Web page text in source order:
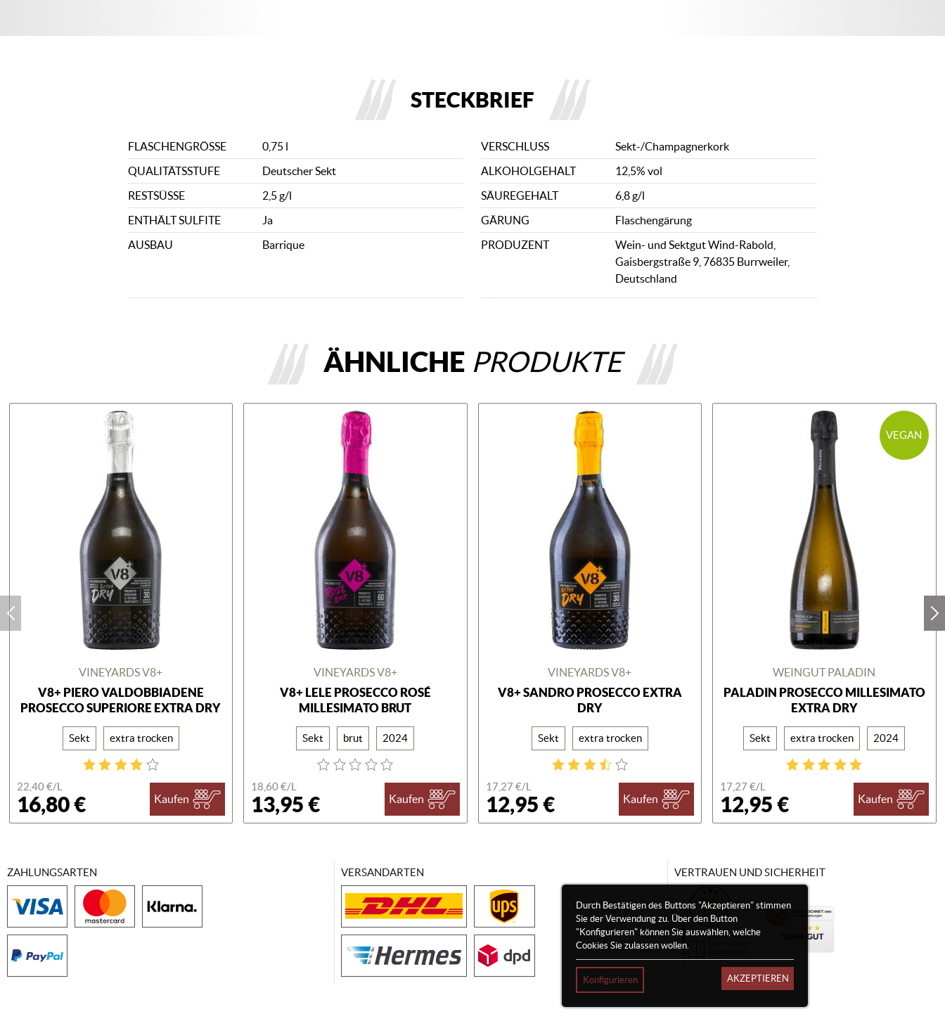
STECKBRIEF
FLASCHENGRÖSSE 0,75 l VERSCHLUSS
Sekt-/Champagnerkork
QUALITÄTSSTUFE
Deutscher Sekt ALKOHOLGEHALT
12,5% vol
RESTSÜSSE
2,5 g/l SÄUREGEHALT
6,8 g/l
ENTHÄLT SULFITE
Ja GÄRUNG
Flaschengärung
AUSBAU
Barrique PRODUZENT
Wein- und Sektgut Wind-Rabold,
Gaisbergstraße 9, 76835 Burrweiler,
Deutschland
ÄHNLICHE PRODUKTE
VINEYARDS V8+
V8+ PIERO VALDOBBIADENE
PROSECCO SUPERIORE EXTRA DRY
Sekt extra trocken
22,40 €/L
16,80 € Kaufen
VINEYARDS V8+
V8+ LELE PROSECCO ROSÉ
MILLESIMATO BRUT
Sekt brut 2024
18,60 €/L
13,95 € Kaufen
VINEYARDS V8+
V8+ SANDRO PROSECCO EXTRA
DRY
Sekt extra trocken
17,27 €/L
12,95 € Kaufen
VEGAN
WEINGUT PALADIN
PALADIN PROSECCO MILLESIMATO
EXTRA DRY
Sekt extra trocken 2024
17,27 €/L
12,95 € Kaufen
Durch Bestätigen des Buttons "Akzeptieren" stimmen
Sie der Verwendung zu. Über den Button
"Konfigurieren" können Sie auswählen, welche
Cookies Sie zulassen wollen.
Konfigurieren AKZEPTIEREN
ZAHLUNGSARTEN VERSANDARTEN VERTRAUEN UND SICHERHEIT